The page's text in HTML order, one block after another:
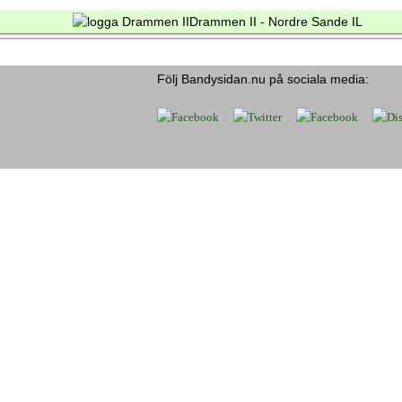
Drammen II - Nordre Sande IL
Följ Bandysidan.nu på sociala media: